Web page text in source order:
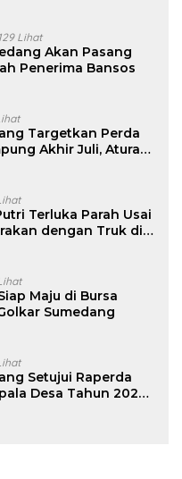
129 Lihat
Akan Pasang
Penerima Bansos
Targetkan Perda
Akhir Juli, Aturan
Terluka Parah Usai
dengan Truk di
Maju di Bursa
Sumedang
Setujui Raperda
Desa Tahun 2026